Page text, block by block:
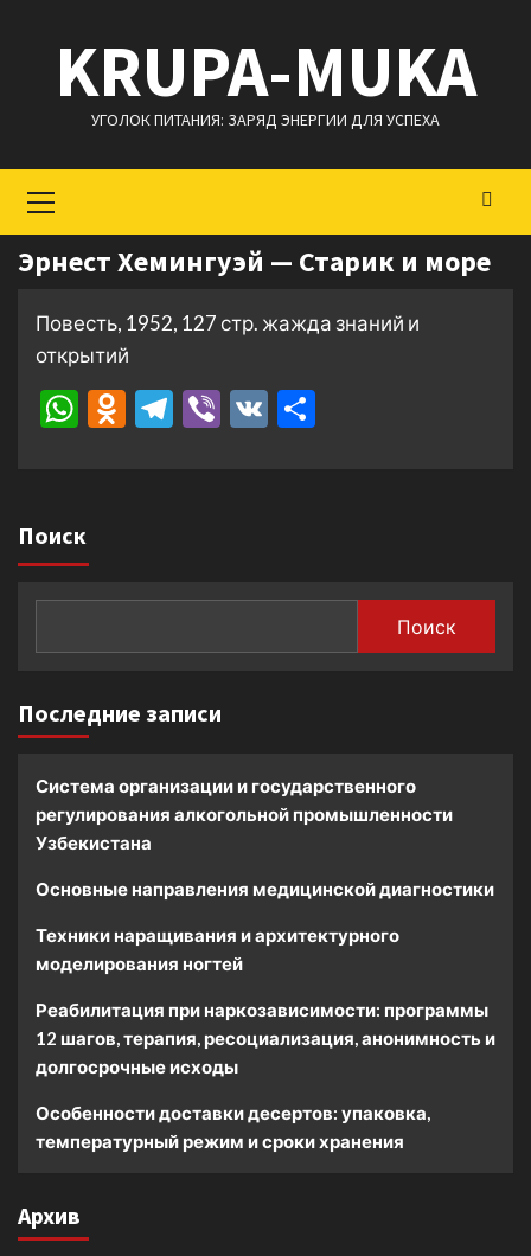
содержимому
KRUPA-MUKA
УГОЛОК ПИТАНИЯ: ЗАРЯД ЭНЕРГИИ ДЛЯ УСПЕХА
меню
Эрнест Хемингуэй — Старик и море
Повесть, 1952, 127 стр. жажда знаний и
открытий
WhatsApp
Odnoklassniki
Telegram
Viber
VK
Поиск
Поиск
Последние записи
Система организации и государственного
регулирования алкогольной промышленности
Узбекистана
Основные направления медицинской диагностики
Техники наращивания и архитектурного
моделирования ногтей
Реабилитация при наркозависимости: программы
12 шагов, терапия, ресоциализация, анонимность и
долгосрочные исходы
Особенности доставки десертов: упаковка,
температурный режим и сроки хранения
Архив